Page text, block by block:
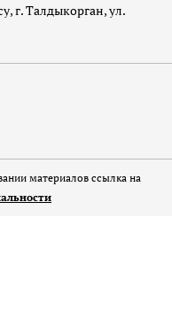
г. Талдыкорган, ул.
материалов ссылка на